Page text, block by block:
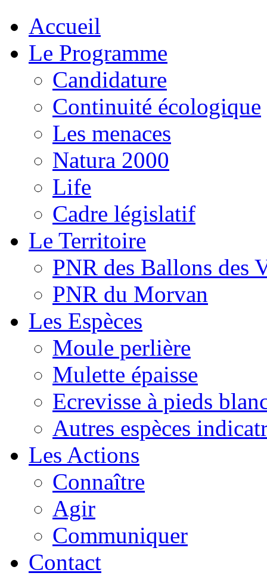
Accueil
Le Programme
Candidature
Continuité écologique
Les menaces
Natura 2000
Life
Cadre législatif
Le Territoire
PNR des Ballons des
PNR du Morvan
Les Espèces
Moule perlière
Mulette épaisse
Ecrevisse à pieds
Autres espèces
Les Actions
Connaître
Agir
Communiquer
Contact